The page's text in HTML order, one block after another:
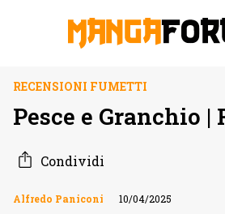
RECENSIONI FUMETTI
Pesce e Granchio |
Condividi
Alfredo Paniconi 10/04/2025